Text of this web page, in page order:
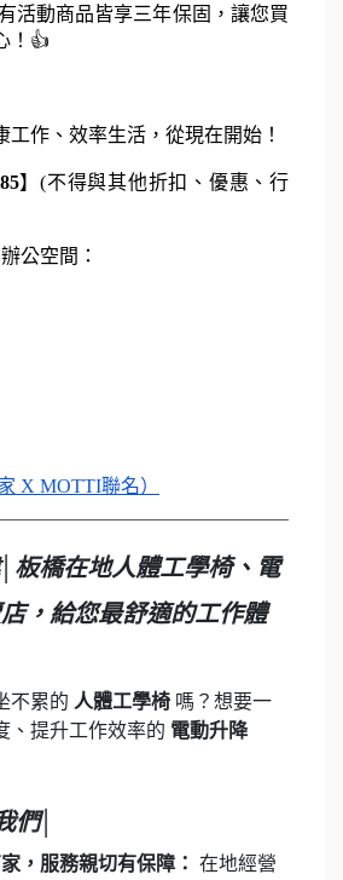
活動商品皆享三年保固，讓您買
！👍
工作、效率生活，從現在開始！
】(不得與其他折扣、優惠、行
公空間：
X MOTTI聯名）
│板橋在地人體工學椅、電
，給您最舒適的工作體
不累的 人體工學椅 嗎？想要一
、提升工作效率的 電動升降
們│
，服務親切有保障： 在地經營